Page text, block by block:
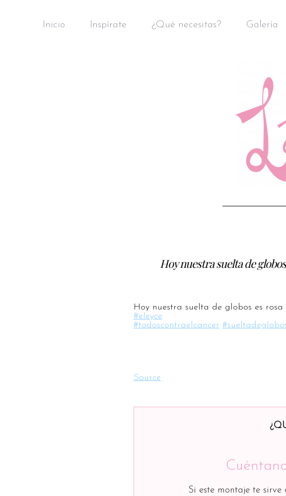
Inicio Inspírate ¿Qué necesitas? Galería
Hoy nuestra suelta de
Hoy nuestra suelta de globos es
#eleyce
#todoscontraelca ncer #
Source
Si este montaje te